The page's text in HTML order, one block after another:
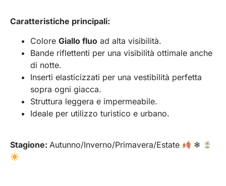
Caratteristiche principali:
Colore Giallo fluo ad alta visibilità.
Bande riflettenti per una visibilità ottimale anche
di notte.
Inserti elasticizzati per una vestibilità perfetta
sopra ogni giacca.
Struttura leggera e impermeabile.
Ideale per utilizzo turistico e urbano.
Stagione: Autunno/Inverno/Primavera/Estate ❄